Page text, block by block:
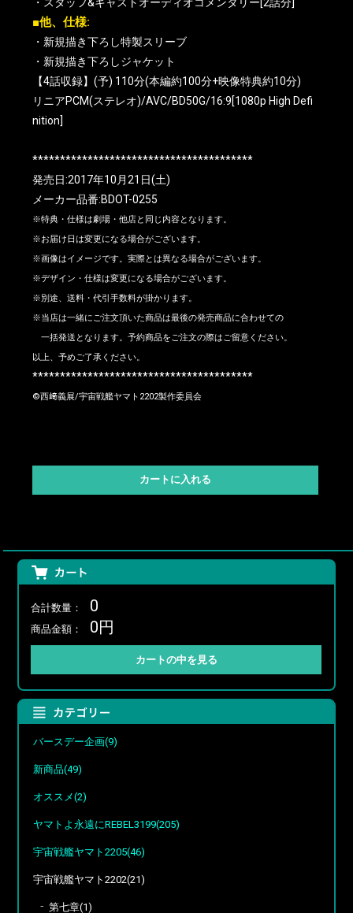
■他、仕様:
・新規描き下ろし特製スリーブ
・新規描き下ろしジャケット
【4話収録】(予) 110分(本編約100分+映像特典約10分)
リニアPCM(ステレオ)/AVC/BD50G/16:9[1080p High Defi
nition]
****************************************
発売日:2017年10月21日(土)
メーカー品番:BDOT-0255
※特典・仕様は劇場・他店と同じ内容となります。
※お届け日は変更になる場合がございます。
※画像はイメージです。実際とは異なる場合がございます。
※デザイン・仕様は変更になる場合がございます。
※別途、送料・代引手数料が掛かります。
※当店は一緒にご注文頂いた商品は最後の発売商品に合わせての
一括発送となります。予約商品をご注文の際はご留意ください。
以上、予めご了承ください。
****************************************
©西﨑義展/宇宙戦艦ヤマト2202製作委員会
合計数量： 0
商品金額： 0円
バースデー企画(9)
新商品(49)
オススメ(2)
ヤマトよ永遠にREBEL3199(205)
宇宙戦艦ヤマト2205(46)
宇宙戦艦ヤマト2202(21)
第七章(1)